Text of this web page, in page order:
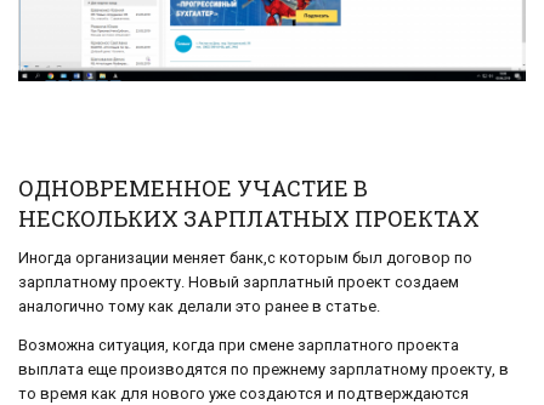
ОДНОВРЕМЕННОЕ УЧАСТИЕ В
НЕСКОЛЬКИХ ЗАРПЛАТНЫХ ПРОЕКТАХ
Иногда организации меняет банк,с которым был договор по
зарплатному проекту. Новый зарплатный проект создаем
аналогично тому как делали это ранее в статье.
Возможна ситуация, когда при смене зарплатного проекта
выплата еще производятся по прежнему зарплатному проекту, в
то время как для нового уже создаются и подтверждаются